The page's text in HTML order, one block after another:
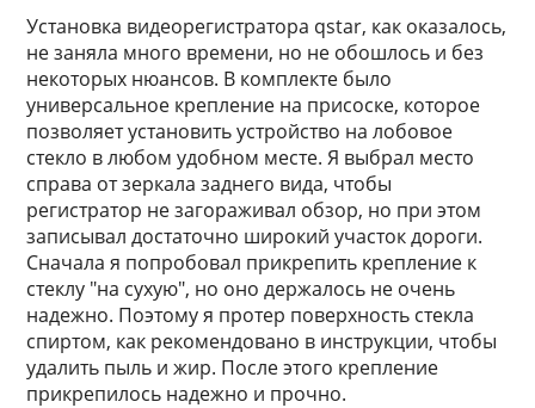
Установка видеорегистратора qstar, как оказалось,
не заняла много времени, но не обошлось и без
некоторых нюансов. В комплекте было
универсальное крепление на присоске, которое
позволяет установить устройство на лобовое
стекло в любом удобном месте. Я выбрал место
справа от зеркала заднего вида, чтобы
регистратор не загораживал обзор, но при этом
записывал достаточно широкий участок дороги.
Сначала я попробовал прикрепить крепление к
стеклу "на сухую", но оно держалось не очень
надежно. Поэтому я протер поверхность стекла
спиртом, как рекомендовано в инструкции, чтобы
удалить пыль и жир. После этого крепление
прикрепилось надежно и прочно.